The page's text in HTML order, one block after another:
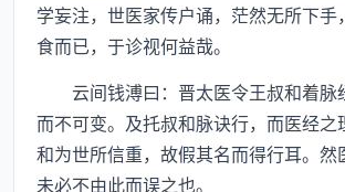
学妄注，世医家传户诵，茫然无所下手
食而已，于诊视何益哉。
云间钱溥曰：晋太医令王叔和着脉
而不可变。及托叔和脉诀行，而医经之
和为世所信重，故假其名而得行耳。然
未必不由此而误之也。